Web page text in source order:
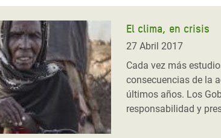
El clima, en crisis
27 Abril 2017
Cada vez más
consecuencias de la
últimos años. Los
responsabilidad y